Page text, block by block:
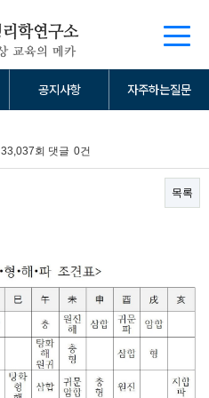
공지사항 자주하는질문
33,037회 댓글 0건
목록